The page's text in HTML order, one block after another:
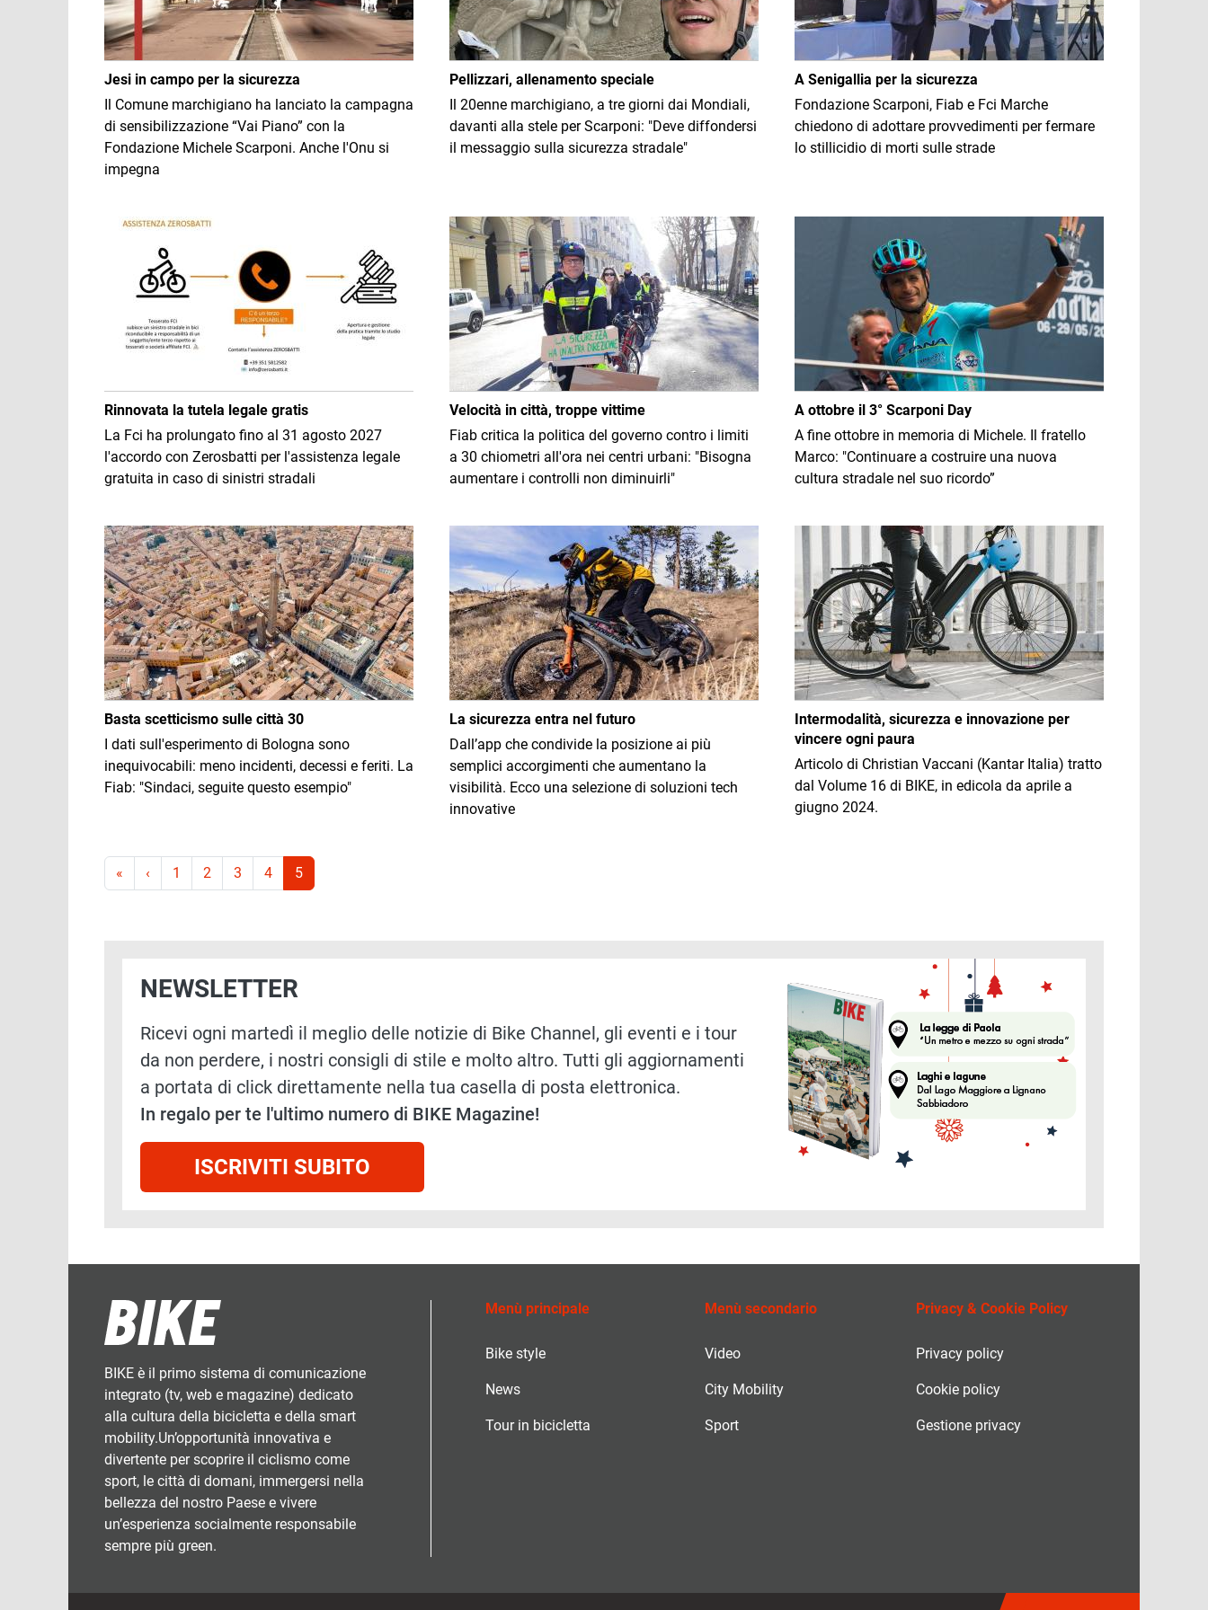
Jesi in campo per la sicurezza
Il Comune marchigiano ha lanciato la campagna
di sensibilizzazione “Vai Piano” con la
Fondazione Michele Scarponi. Anche l'Onu si
impegna
Pellizzari, allenamento speciale
Il 20enne marchigiano, a tre giorni dai Mondiali,
davanti alla stele per Scarponi: "Deve diffondersi
il messaggio sulla sicurezza stradale"
A Senigallia per la sicurezza
Fondazione Scarponi, Fiab e Fci Marche
chiedono di adottare provvedimenti per fermare
lo stillicidio di morti sulle strade
Immagine
Rinnovata la tutela legale gratis
La Fci ha prolungato fino al 31 agosto 2027
l'accordo con Zerosbatti per l'assistenza legale
gratuita in caso di sinistri stradali
Immagine
Velocità in città, troppe vittime
Fiab critica la politica del governo contro i limiti
a 30 chiometri all'ora nei centri urbani: "Bisogna
aumentare i controlli non diminuirli"
A ottobre il 3° Scarponi Day
A fine ottobre in memoria di Michele. Il fratello
Marco: "Continuare a costruire una nuova
cultura stradale nel suo ricordo”
Immagine
Basta scetticismo sulle città 30
I dati sull'esperimento di Bologna sono
inequivocabili: meno incidenti, decessi e feriti. La
Fiab: "Sindaci, seguite questo esempio"
Immagine
La sicurezza entra nel futuro
Dall’app che condivide la posizione ai più
semplici accorgimenti che aumentano la
visibilità. Ecco una selezione di soluzioni tech
innovative
Immagine
Intermodalità, sicurezza e innovazione per
vincere ogni paura
Articolo di Christian Vaccani (Kantar Italia) tratto
dal Volume 16 di BIKE, in edicola da aprile a
giugno 2024.
Paginazione
« Prima pagina
‹ Pagina precedente
1 2 3 4 5
NEWSLETTER
Ricevi ogni martedì il meglio delle notizie di Bike Channel, gli eventi e i tour
da non perdere, i nostri consigli di stile e molto altro. Tutti gli aggiornamenti
a portata di click direttamente nella tua casella di posta elettronica.
In regalo per te l'ultimo numero di BIKE Magazine!
ISCRIVITI SUBITO
BIKE è il primo sistema di comunicazione
integrato (tv, web e magazine) dedicato
alla cultura della bicicletta e della smart
mobility.Un’opportunità innovativa e
divertente per scoprire il ciclismo come
sport, le città di domani, immergersi nella
bellezza del nostro Paese e vivere
un’esperienza socialmente responsabile
sempre più green.
Menù principale
Bike style
News
Tour in bicicletta
Menù secondario
Video
City Mobility
Sport
Privacy & Cookie Policy
Privacy policy
Cookie policy
Gestione privacy